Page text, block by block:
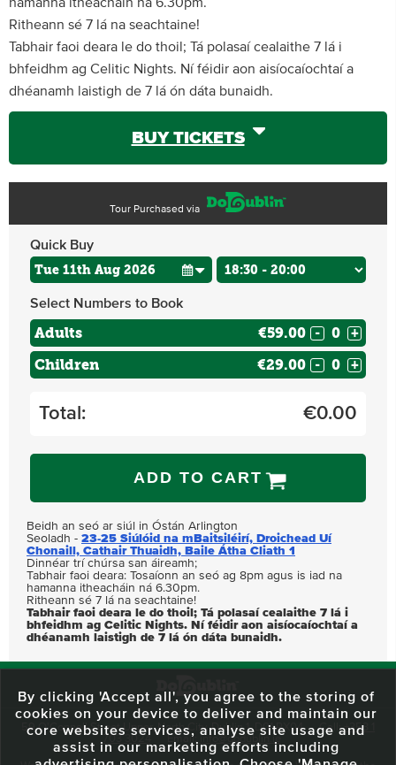
Ritheann sé 7 lá na seachtaine!
Tabhair faoi deara le do thoil; Tá polasaí cealaithe 7 lá i
bhfeidhm ag Celitic Nights. Ní féidir aon aisíocaíochtaí a
dhéanamh laistigh de 7 lá ón dáta bunaidh.
BUY TICKETS
Tour Purchased via
Quick Buy
Select Numbers to Book
Adults €59.00 - +
Children €29.00 - +
Total: €0.00
ADD TO CART
Beidh an seó ar siúl in Óstán Arlington
Seoladh - 23-25 Siúlóid na mBaitsiléirí, Droichead Uí
Chonaill, Cathair Thuaidh, Baile Átha Cliath 1
Dinnéar trí chúrsa san áireamh;
Tabhair faoi deara: Tosaíonn an seó ag 8pm agus is iad na
hamanna itheacháin ná 6.30pm.
Ritheann sé 7 lá na seachtaine!
Tabhair faoi deara le do thoil; Tá polasaí cealaithe 7 lá i
bhfeidhm ag Celitic Nights. Ní féidir aon aisíocaíochtaí a
dhéanamh laistigh de 7 lá ón dáta bunaidh.
59 O'Connell Street Upper, North City, Dublin 1, D01 RX04 Call:+353 1
703 3024
Email: info@dodublin.ie
By clicking 'Accept all', you agree to the storing of
cookies on your device to deliver and maintain our
core websites services, analyse site usage and
assist in our marketing efforts including